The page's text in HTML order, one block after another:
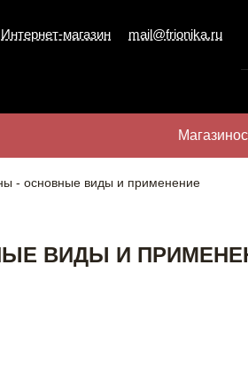
Интернет-магазин mail@frionika.ru
- основные виды и применение
ВИДЫ И